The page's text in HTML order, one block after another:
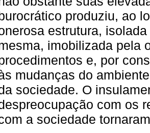
produziu, ao
estrutura,
imobilizada pela
e, por
mudanças do
sociedade. O
com os
a sociedade